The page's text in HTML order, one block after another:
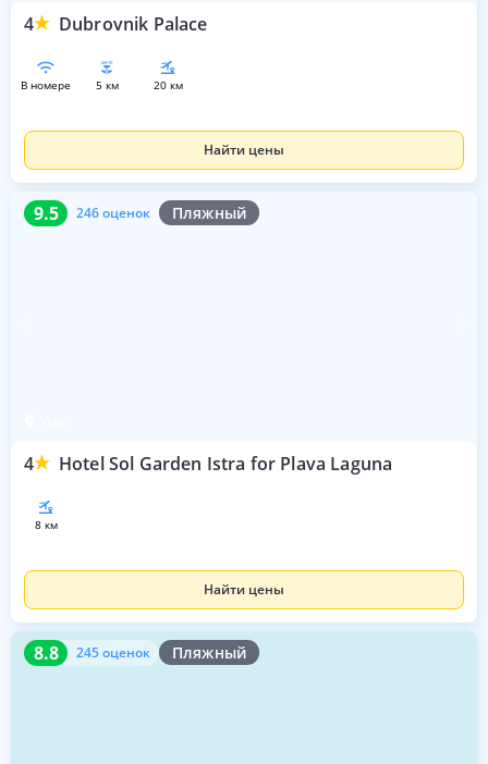
4 Dubrovnik Palace
в номере 5 км 20 км
Найти цены
9.5 246 оценок Пляжный
4 Hotel Sol Garden Istra for Plava Laguna
9.5 246 оценок
8 км
Найти цены
8.8 245 оценок Пляжный
8.8 245 оценок